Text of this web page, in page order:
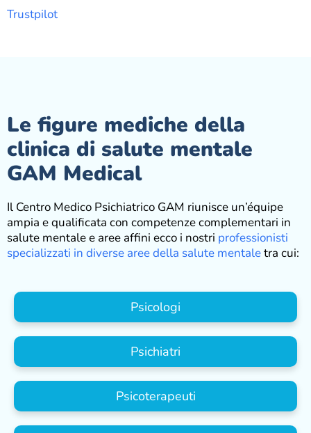
Trustpilot
Le figure mediche della
clinica di salute mentale
GAM Medical
Il Centro Medico Psichiatrico GAM riunisce un’équipe
ampia e qualificata con competenze complementari in
salute mentale e aree affini ecco i nostri professionisti
specializzati in diverse aree della salute mentaletra cui:
Psicologi
Psichiatri
Psicoterapeuti